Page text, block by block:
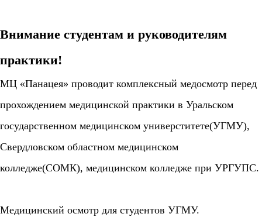
Внимание студентам и руководителям
практики!
МЦ «Панацея» проводит комплексный медосмотр перед
прохождением медицинской практики в Уральском
государственном медицинском универститете(УГМУ),
Свердловском областном медицинском
колледже(СОМК), медицинском колледже при УРГУПС.
Медицинский осмотр для студентов УГМУ.